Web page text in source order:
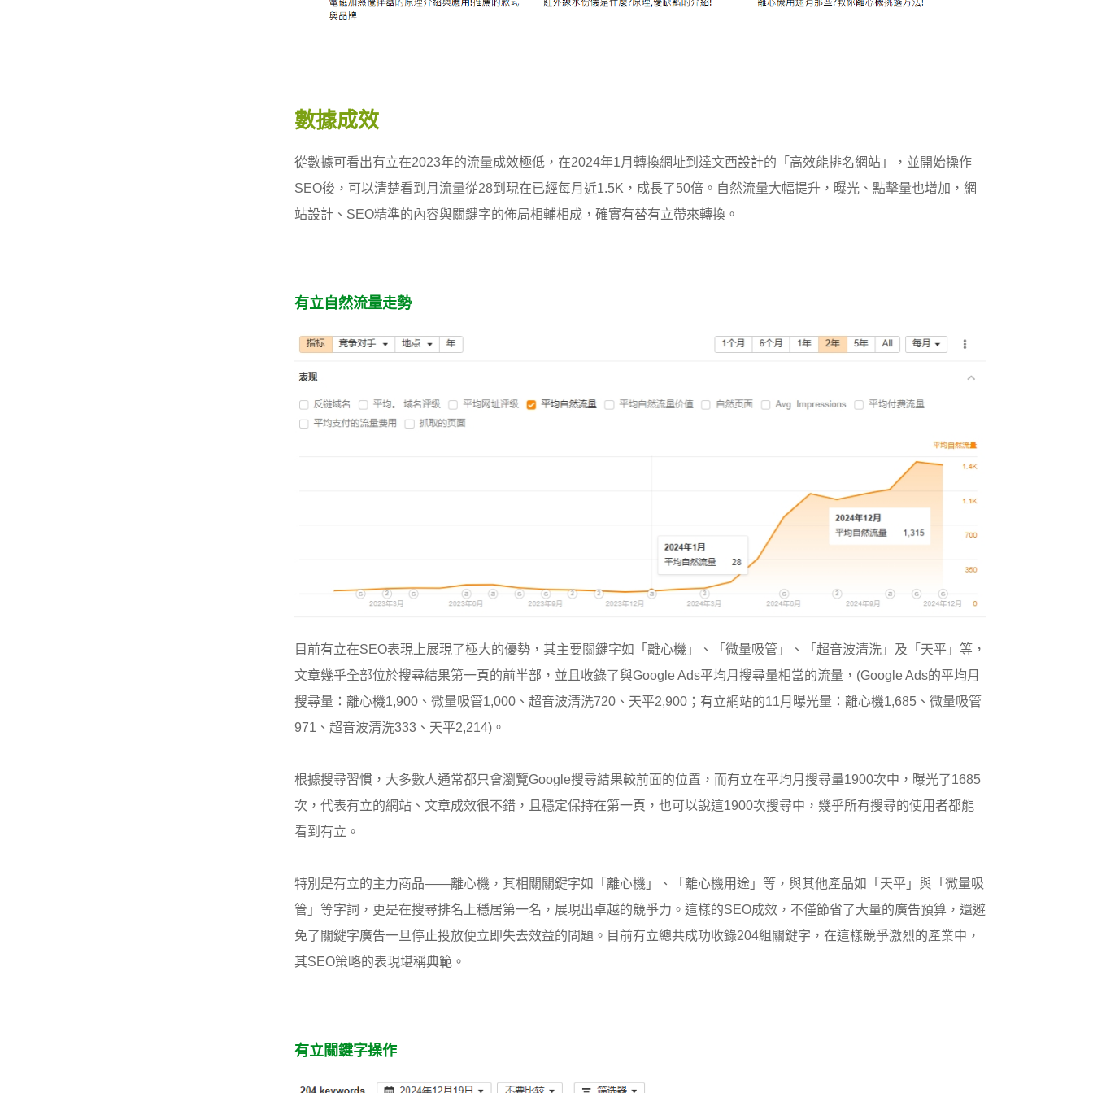
數據成效
從數據可看出有立在2023年的流量成效極低，在2024年1月轉換網址到達文西設計的「高效能排名網站」，並開始操作
SEO後，可以清楚看到月流量從28到現在已經每月近1.5K，成長了50倍。自然流量大幅提升，曝光、點擊量也增加，網
站設計、SEO精準的內容與關鍵字的佈局相輔相成，確實有替有立帶來轉換。
有立自然流量走勢
目前有立在SEO表現上展現了極大的優勢，其主要關鍵字如「離心機」、「微量吸管」、「超音波清洗」及「天平」等，
文章幾乎全部位於搜尋結果第一頁的前半部，並且收錄了與Google Ads平均月搜尋量相當的流量，(Google Ads的平均月
搜尋量：離心機1,900、微量吸管1,000、超音波清洗720、天平2,900；有立網站的11月曝光量：離心機1,685、微量吸管
971、超音波清洗333、天平2,214)。
根據搜尋習慣，大多數人通常都只會瀏覽Google搜尋結果較前面的位置，而有立在平均月搜尋量1900次中，曝光了1685
次，代表有立的網站、文章成效很不錯，且穩定保持在第一頁，也可以說這1900次搜尋中，幾乎所有搜尋的使用者都能
看到有立。
特別是有立的主力商品——離心機，其相關關鍵字如「離心機」、「離心機用途」等，與其他產品如「天平」與「微量吸
管」等字詞，更是在搜尋排名上穩居第一名，展現出卓越的競爭力。這樣的SEO成效，不僅節省了大量的廣告預算，還避
免了關鍵字廣告一旦停止投放便立即失去效益的問題。目前有立總共成功收錄204組關鍵字，在這樣競爭激烈的產業中，
其SEO策略的表現堪稱典範。
有立關鍵字操作